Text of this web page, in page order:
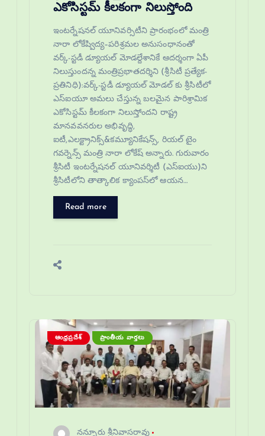
ఎకోసిస్టమ్ కీలకంగా నిలుస్తోంది
ఇంటర్నేషనల్ యూనివర్సిటీని ప్రారంభంలో మంత్రి
నారా లోకేష్విద్య–పరిశ్రమల అనుసంధానంతో
వర్క్-స్టడీ డ్యూయల్ మోడల్దేశానికే ఆదర్శంగా ఏపీ
నిలుస్తుందన్న మంత్రిప్రభాతదర్శిని (శ్రీసిటీ ప్రత్యేక-
ప్రతినిధి):వర్క్-స్టడీ డ్యూయల్ మోడల్ కు శ్రీసిటీలో
ఎస్‌ఐయూ అమలు చేస్తున్న బలమైన పారిశ్రామిక
ఎకోసిస్టమ్ కీలకంగా నిలుస్తోందని రాష్ట్ర
మానవవనరుల అభివృద్ధి,
ఐటీ,ఎలక్ట్రానిక్స్&కమ్యూనికేషన్స్, రియల్ టైం
గవర్నెన్స్ మంత్రి నారా లోకేష్ అన్నారు. గురువారం
శ్రీసిటీ ఇంటర్నేషనల్ యూనివర్శిటీ (ఎస్ఐయు)ని
శ్రీసిటీలోని తాత్కాలిక క్యాంపస్‌లో ఆయన…
Read more
ఆంధ్రప్రదేశ్ ప్రాంతీయ వార్తలు
నన్నూరు శ్రీనివాసరావు